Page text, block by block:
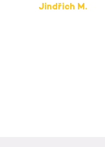
Jindřich M.